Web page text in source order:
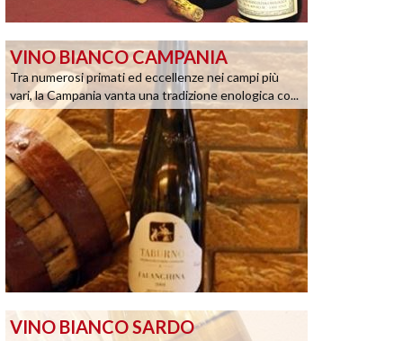
VINO BIANCO CAMPANIA
Tra numerosi primati ed eccellenze nei campi più
vari, la Campania vanta una tradizione enologica co...
VINO BIANCO SARDO